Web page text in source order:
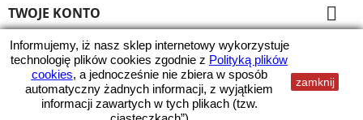
Informujemy, iż nasz sklep internetowy wykorzystuje
technologię plików cookies zgodnie z Polityką plików
cookies, a jednocześnie nie zbiera w sposób
automatyczny żadnych informacji, z wyjątkiem
informacji zawartych w tych plikach (tzw.
zamknij
TWOJE KONTO 
INFORMACJA O SKLEPIE
Wszystkie ceny zawierają podatek VAT
© 2026 - Kami Ranty